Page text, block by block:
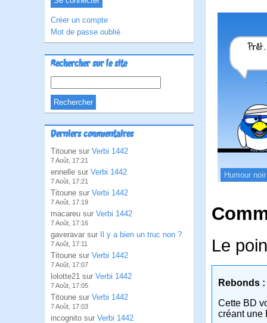
Créer un compte
Mot de passe oublié
Rechercher sur le site
Derniers commentaires
Titoune sur Verbi 1442
7 Août, 17:21
ennelle sur Verbi 1442
7 Août, 17:21
Titoune sur Verbi 1442
7 Août, 17:19
macareu sur Verbi 1442
7 Août, 17:16
gaveravar sur Il y a bien un truc non ?
7 Août, 17:11
Titoune sur Verbi 1442
7 Août, 17:07
lolotte21 sur Verbi 1442
7 Août, 17:05
Titoune sur Verbi 1442
7 Août, 17:03
incognito sur Verbi 1442
Humour noir
Le
Rebonds :
Cette BD
créant une